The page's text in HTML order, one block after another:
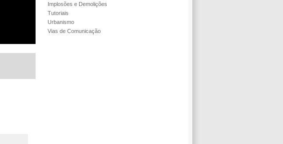
Implosões e Demolições
Tutoriais
Urbanismo
Vias de Comunicação